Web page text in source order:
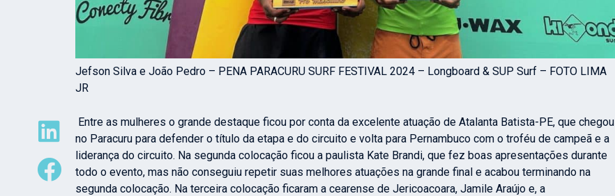
Jefson Silva e João Pedro – PENA PARACURU SURF FESTIVAL 2024 – Longboard & SUP Surf – FOTO LIMA
JR
Entre as mulheres o grande destaque ficou por conta da excelente atuação de Atalanta Batista-PE, que chegou
no Paracuru para defender o título da etapa e do circuito e volta para Pernambuco com o troféu de campeã e a
liderança do circuito. Na segunda colocação ficou a paulista Kate Brandi, que fez boas apresentações durante
todo o evento, mas não conseguiu repetir suas melhores atuações na grande final e acabou terminando na
segunda colocação. Na terceira colocação ficaram a cearense de Jericoacoara, Jamile Araújo e, a